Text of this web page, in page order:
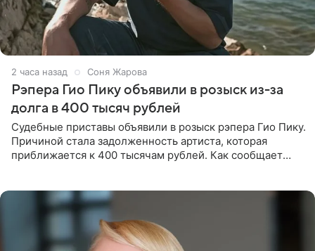
2 часа назад Соня Жарова
Рэпера Гио Пику объявили в розыск из-за
долга в 400 тысяч рублей
Судебные приставы объявили в розыск рэпера Гио Пику.
Причиной стала задолженность артиста, которая
приближается к 400 тысячам рублей. Как сообщает